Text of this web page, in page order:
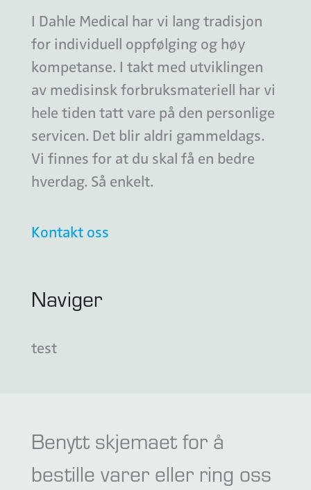
I Dahle Medical har vi lang tradisjon
for individuell oppfølging og høy
kompetanse. I takt med utviklingen
av medisinsk forbruksmateriell har vi
hele tiden tatt vare på den personlige
servicen. Det blir aldri gammeldags.
Vi finnes for at du skal få en bedre
hverdag. Så enkelt.
Kontakt oss
Naviger
test
Benytt skjemaet for å
bestille varer eller ring oss